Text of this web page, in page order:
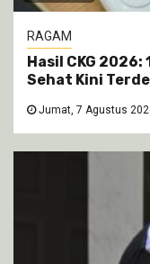
RAGAM
Hasil CKG
Sehat Kini
Jumat, 7 Agustus